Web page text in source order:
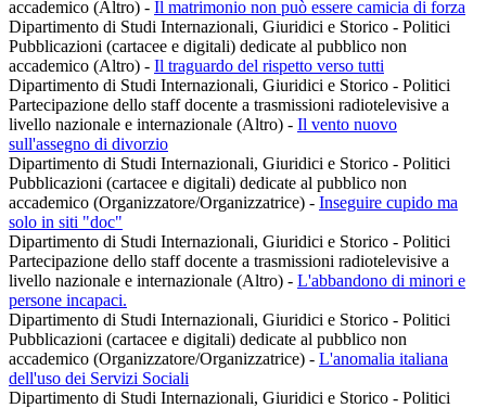
accademico (Altro) - Il matrimonio non può essere camicia di forza
Dipartimento di Studi Internazionali, Giuridici e Storico - Politici
Pubblicazioni (cartacee e digitali) dedicate al pubblico non
accademico (Altro) - Il traguardo del rispetto verso tutti
Dipartimento di Studi Internazionali, Giuridici e Storico - Politici
Partecipazione dello staff docente a trasmissioni radiotelevisive a
livello nazionale e internazionale (Altro) - Il vento nuovo
sull'assegno di divorzio
Dipartimento di Studi Internazionali, Giuridici e Storico - Politici
Pubblicazioni (cartacee e digitali) dedicate al pubblico non
accademico (Organizzatore/Organizzatrice) - Inseguire cupido ma
solo in siti "doc"
Dipartimento di Studi Internazionali, Giuridici e Storico - Politici
Partecipazione dello staff docente a trasmissioni radiotelevisive a
livello nazionale e internazionale (Altro) - L'abbandono di minori e
persone incapaci.
Dipartimento di Studi Internazionali, Giuridici e Storico - Politici
Pubblicazioni (cartacee e digitali) dedicate al pubblico non
accademico (Organizzatore/Organizzatrice) - L'anomalia italiana
dell'uso dei Servizi Sociali
Dipartimento di Studi Internazionali, Giuridici e Storico - Politici